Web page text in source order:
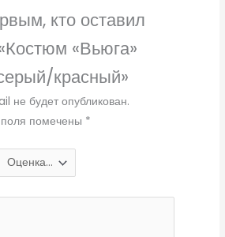
кто оставил
«Вьюга»
красный»
не будет опубликован.
помечены *